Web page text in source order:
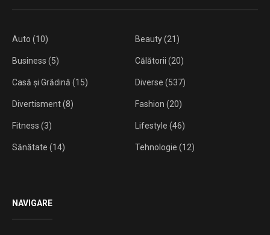
Auto (10) Beauty(21)
Business (5) Călătorii (20)
Casă și Grădină (15) Diverse (537)
Divertisment(8) Fashion (20)
Fitness (3) Lifestyle (46)
Sănătate (14) Tehnologie (12)
NAVIGARE